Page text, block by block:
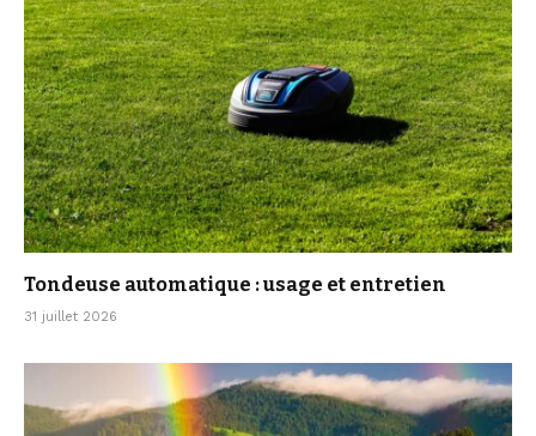
Tondeuse automatique : usage et entretien
31 juillet 2026